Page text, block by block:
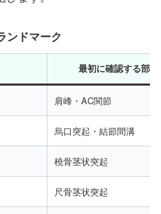
ンドマーク
最初に確認する部位
肩峰・AC関節
烏口突起・結節間溝
橈骨茎状突起
尺骨茎状突起